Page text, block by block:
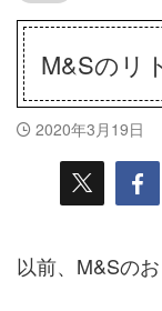
M&Sのリ
2020年3月19日
以前、M&Sの